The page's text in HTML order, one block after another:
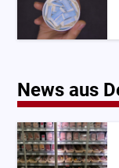
News aus